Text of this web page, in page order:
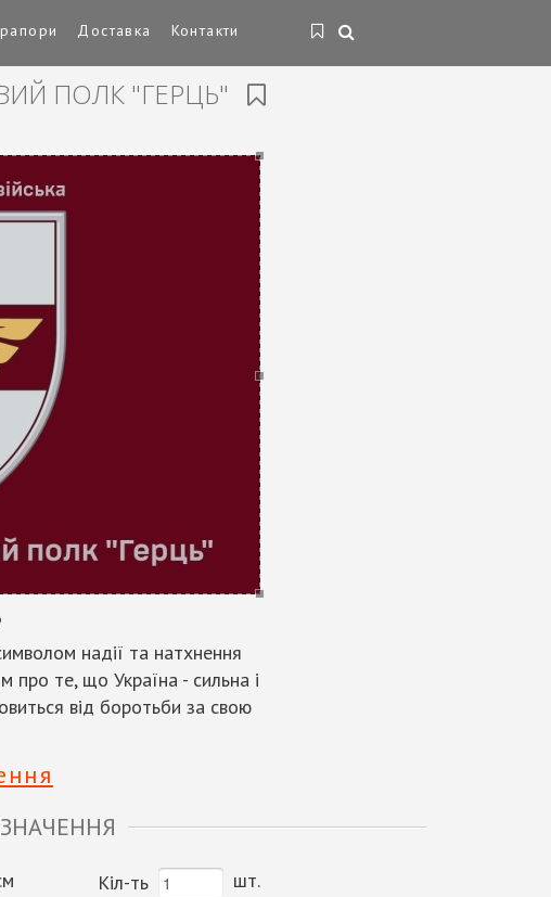
Доставка Контакти
ПОЛК "ГЕРЦЬ"
надії та натхнення
про те, що Україна - сильна і
від боротьби за свою
Кіл-ть шт.